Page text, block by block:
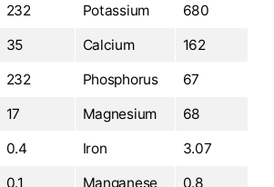
232 Potassium
680
35 Calcium
162
232 Phosphorus
67
17 Magnesium
68
0.4 Iron
3.07
0.1 Manganese
0.8